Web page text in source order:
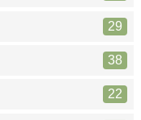
29
38
22